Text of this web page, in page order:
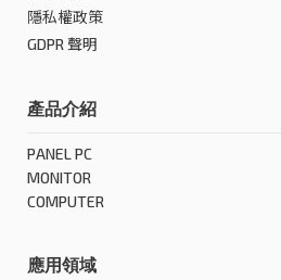
隱私權政策
GDPR 聲明
產品介紹
PANEL PC
MONITOR
COMPUTER
應用領域